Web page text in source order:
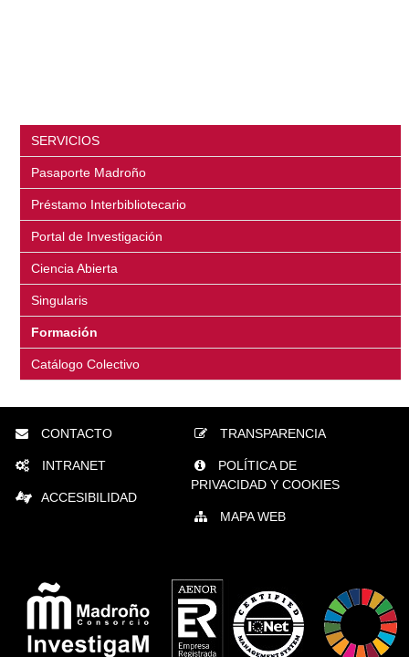
SERVICIOS
Pasaporte Madroño
Préstamo Interbibliotecario
Portal de Investigación
Ciencia Abierta
Singularis
Formación
Catálogo Colectivo
CONTACTO
INTRANET
ACCESIBILIDAD
TRANSPARENCIA
POLÍTICA DE
PRIVACIDAD Y COOKIES
MAPA WEB